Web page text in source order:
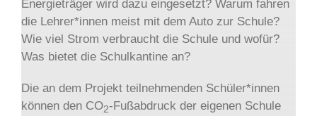
Energieträger wird dazu eingesetzt? Warum fahren
die Lehrer*innen meist mit dem Auto zur Schule?
Wie viel Strom verbraucht die Schule und wofür?
Was bietet die Schulkantine an?
Die an dem Projekt teilnehmenden Schüler*innen
können den CO2-Fußabdruck der eigenen Schule